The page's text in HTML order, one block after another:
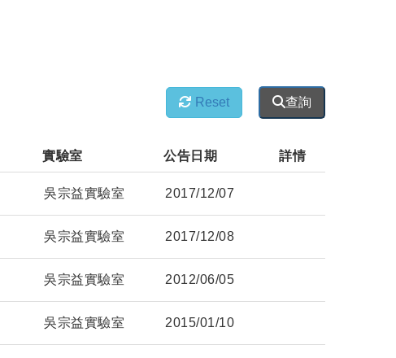
Reset 查詢
實驗室 公告日期 詳情
吳宗益實驗室 2017/12/07
吳宗益實驗室 2017/12/08
吳宗益實驗室 2012/06/05
吳宗益實驗室 2015/01/10